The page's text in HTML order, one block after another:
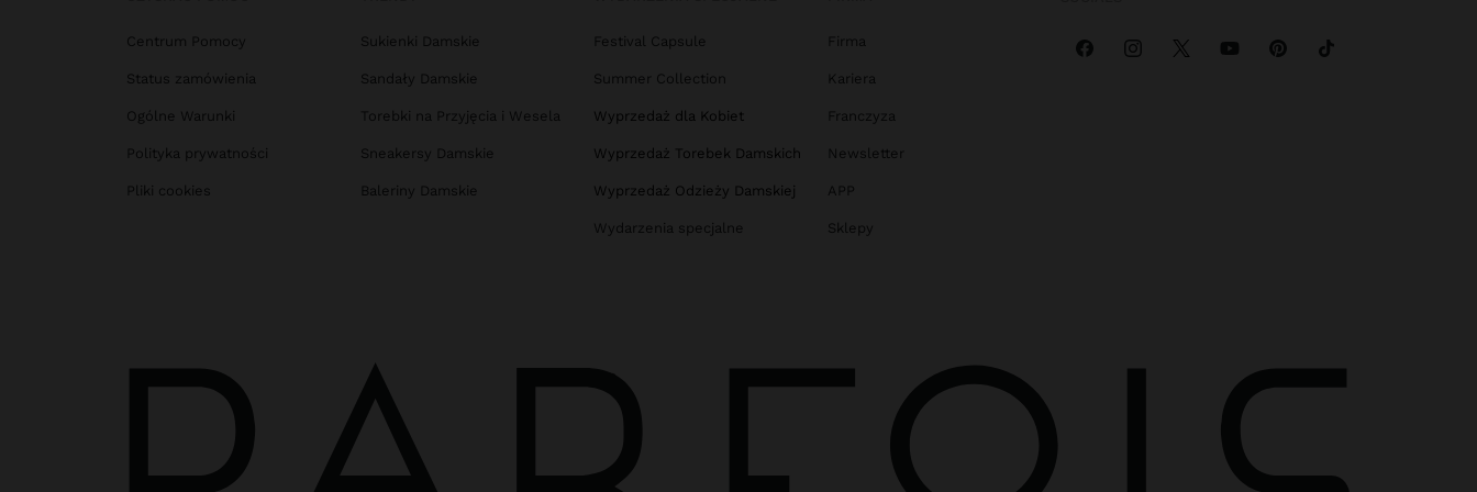
Centrum Pomocy
Status zamówienia
Ogólne Warunki
Polityka prywatności
Pliki cookies
Sukienki Damskie
Sandały Damskie
Torebki na Przyjęcia i Wesela
Sneakersy Damskie
Baleriny Damskie
Festival Capsule
Summer Collection
Wyprzedaż dla Kobiet
Wyprzedaż Torebek Damskich
Wyprzedaż Odzieży Damskiej
Wydarzenia specjalne
Firma
Kariera
Franczyza
Newsletter
APP
Sklepy